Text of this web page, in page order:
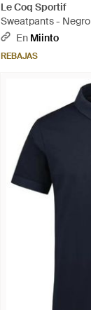
Le Coq Sportif
Sweatpants - Negro
En Miinto
REBAJAS